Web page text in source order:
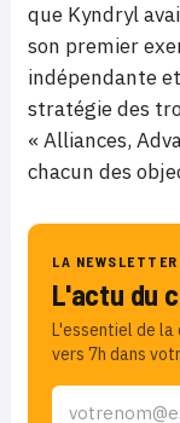
que Kyndryl
son premier
indépendante
stratégie des
« Alliances,
chacun des
LA
L'actu du
L'essentiel de la
vers 7h dans